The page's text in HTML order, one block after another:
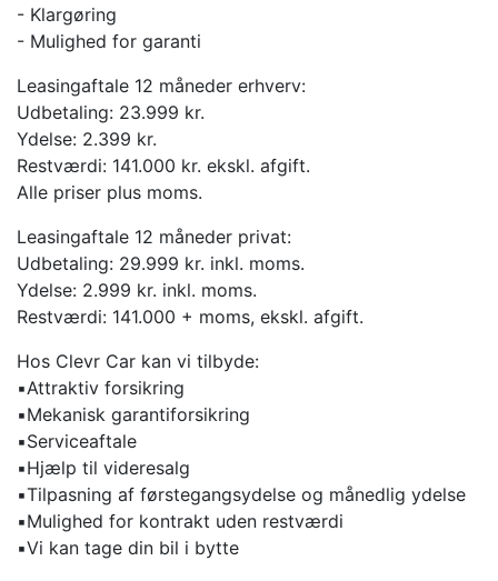
- Klargøring
- Mulighed for garanti
Leasingaftale 12 måneder erhverv:
Udbetaling: 23.999 kr.
Ydelse: 2.399 kr.
Restværdi: 141.000 kr. ekskl. afgift.
Alle priser plus moms.
Leasingaftale 12 måneder privat:
Udbetaling: 29.999 kr. inkl. moms.
Ydelse: 2.999 kr. inkl. moms.
Restværdi: 141.000 + moms, ekskl. afgift.
Hos Clevr Car kan vi tilbyde:
▪️Attraktiv forsikring
▪️Mekanisk garantiforsikring
▪️Serviceaftale
▪️Hjælp til videresalg
▪️Tilpasning af førstegangsydelse og månedlig ydelse
▪️Mulighed for kontrakt uden restværdi
▪️Vi kan tage din bil i bytte